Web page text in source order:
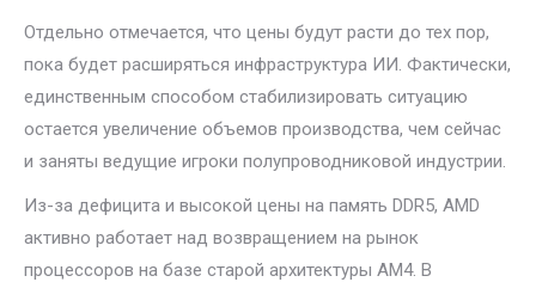
Отдельно отмечается, что цены будут расти до тех пор,
пока будет расширяться инфраструктура ИИ. Фактически,
единственным способом стабилизировать ситуацию
остается увеличение объемов производства, чем сейчас
и заняты ведущие игроки полупроводниковой индустрии.
Из-за дефицита и высокой цены на память DDR5, AMD
активно работает над возвращением на рынок
процессоров на базе старой архитектуры AM4. В